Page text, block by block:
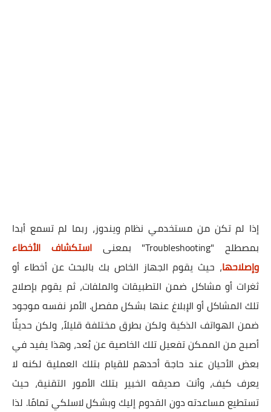
إذا لم تكن من مستخدمي نظام ويندوز، ربما لم تسمع أبدا
بمصطلح "Troubleshooting" بمعنى
استكشاف الأخطاء
وإصلاحها، حيث يقوم الجهاز الخاص بك بالبحث عن أخطاء أو
ثغرات أو مشاكل ضمن التطبيقات والملفات، ثم يقوم بإصلاح
تلك المشاكل أو الإبلاغ عنها بشكل مفصل. الأمر نفسه موجود
ضمن الهواتف الذكية ولكن بطرق مختلفة قليلاً، ولكن حديثًا
أصبح من الممكن تفعيل تلك الخاصية عن بُعد، وهذا يفيد في
بعض الأحيان عند حاجة أحدهم للقيام بتلك العملية لكنه لا
يعرف كيف، وأنت صديقه الخبير بتلك الأمور التقنية، حيث
تستطيع مساعدته دون القدوم إليك وبشكل لاسلكي تمامًا. لذا